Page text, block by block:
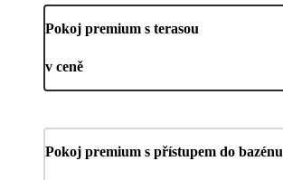
Pokoj premium s terasou
v ceně
Pokoj premium s přístupem do bazénu